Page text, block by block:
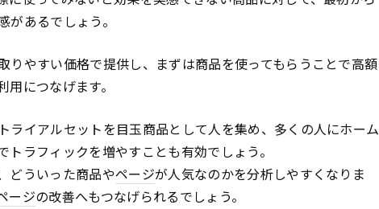
あるでしょう。
りやすい価格で提供し、まずは商品を使ってもらうことで高額
につなげます。
ライアルセットを目玉商品として人を集め、多くの人にホーム
トラフィックを増やすことも有効でしょう。
どういった商品やページが人気なのかを分析しやすくなりま
ージの改善へもつなげられるでしょう。